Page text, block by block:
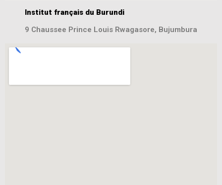
Institut français du Burundi
9 Chaussee Prince Louis Rwagasore, Bujumbura